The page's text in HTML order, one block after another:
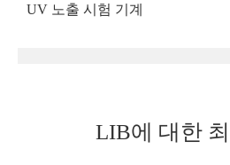
UV 노출 시험 기계
LIB에 대한